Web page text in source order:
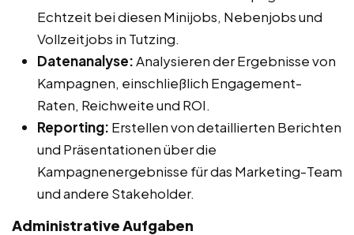
Echtzeit bei diesen Minijobs, Nebenjobs und
Vollzeitjobs in Tutzing.
Datenanalyse:Analysieren der Ergebnisse von
Kampagnen, einschließlich Engagement-
Raten, Reichweite und ROI.
Reporting: Erstellen von detaillierten Berichten
und Präsentationen über die
Kampagnenergebnisse für das Marketing-Team
und andere Stakeholder.
Administrative Aufgaben